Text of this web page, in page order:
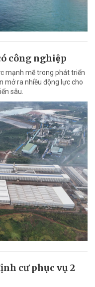
công nghiệp
mạnh mẽ trong phát triển
mở ra nhiều động lực cho
sâu.
cư phục vụ 2